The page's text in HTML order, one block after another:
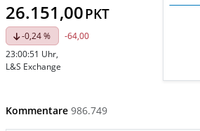
26.151,00PKT
-0,24 %
-64,00
23:00:51 Uhr,
L&S Exchange
Kommentare 986.749